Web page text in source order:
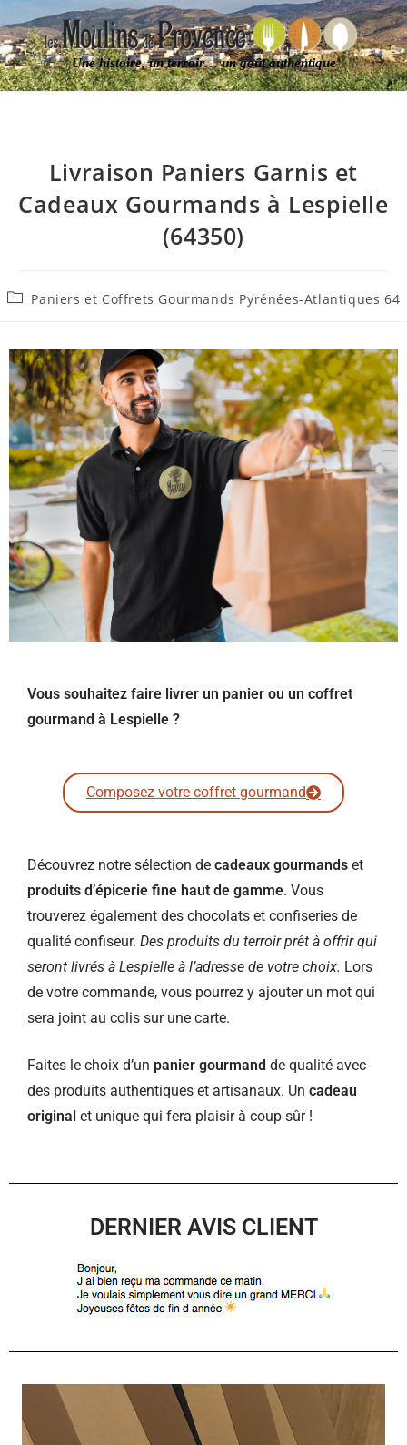
Une histoire, un terroir… un goût authentique
Livraison Paniers Garnis et
Cadeaux Gourmands à Lespielle
(64350)
Paniers et Coffrets Gourmands Pyrénées-Atlantiques 64
Vous souhaitez faire livrer un panier ou un coffret
gourmand à Lespielle ?
Composez votre coffret gourmand
Découvrez notre sélection de cadeaux gourmands et
produits d’épicerie fine haut de gamme. Vous
trouverez également des chocolats et confiseries de
qualité confiseur. Des produits du terroir prêt à offrir qui
seront livrés à Lespielle à l’adresse de votre choix. Lors
de votre commande, vous pourrez y ajouter un mot qui
sera joint au colis sur une carte.
Faites le choix d’un panier gourmand de qualité avec
des produits authentiques et artisanaux. Un cadeau
original et unique qui fera plaisir à coup sûr !
DERNIER AVIS CLIENT